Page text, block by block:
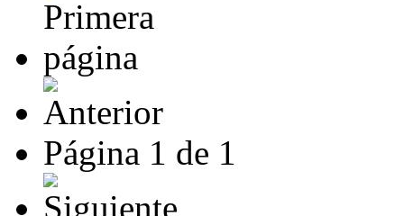
Página 1 de 1